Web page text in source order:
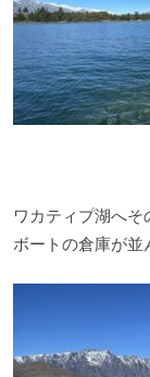
ワカティプ湖へそ
ボートの倉庫が並